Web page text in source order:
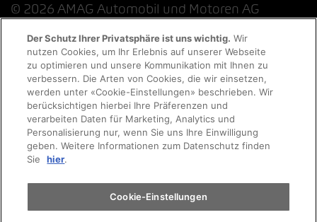
Probefahrt
Terminvereinbarung
Auto finden
Elektromobilität
© 2026 AMAG Automobil und Motoren AG
Datenschutzerklärung Rechtliche Hinweise
Rechtliche Hinweise Online-Chat
Cookie-Richtlinie Impressum AGB Jobs
Der Schutz Ihrer Privatsphäre ist uns wichtig. Wir
nutzen Cookies, um Ihr Erlebnis auf unserer Webseite
zu optimieren und unsere Kommunikation mit Ihnen zu
verbessern. Die Arten von Cookies, die wir einsetzen,
werden unter «Cookie-Einstellungen» beschrieben. Wir
berücksichtigen hierbei Ihre Präferenzen und
verarbeiten Daten für Marketing, Analytics und
Personalisierung nur, wenn Sie uns Ihre Einwilligung
geben. Weitere Informationen zum Datenschutz finden
Sie
hier.
Cookie-Einstellungen